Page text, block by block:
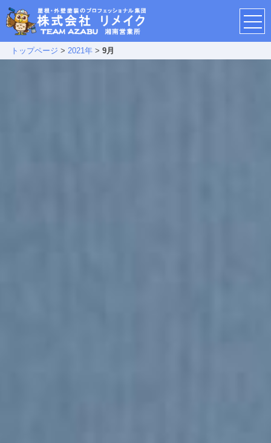
トップページ > 2021年 > 9月